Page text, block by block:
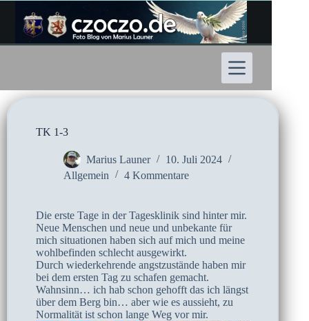
Inhalt
springen
TK 1-3
Marius Launer
10. Juli 2024
Allgemein
4 Kommentare
Die erste Tage in der Tagesklinik sind hinter mir.
Neue Menschen und neue und unbekante für
mich situationen haben sich auf mich und meine
wohlbefinden schlecht ausgewirkt.
Durch wiederkehrende angstzustände haben mir
bei dem ersten Tag zu schafen gemacht.
Wahnsinn… ich hab schon gehofft das ich längst
über dem Berg bin… aber wie es aussieht, zu
Normalität ist schon lange Weg vor mir.